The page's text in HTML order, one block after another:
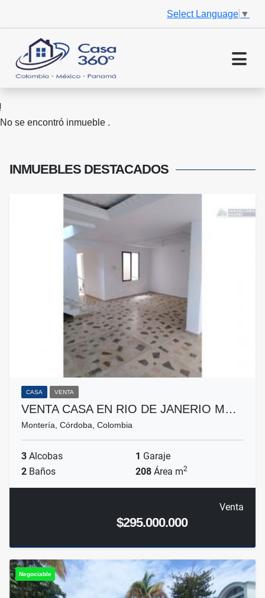
Select Language ▼
No se encontró inmueble .
INMUEBLES DESTACADOS
CASA VENTA
VENTA CASA EN RIO DE JANERIO M…
Montería, Córdoba, Colombia
3 Alcobas 1 Garaje
2 Baños 208 Área m2
Venta
$295.000.000
Negociable